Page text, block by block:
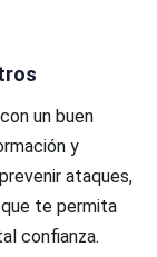
un buen
y
ataques,
te permita
confianza.